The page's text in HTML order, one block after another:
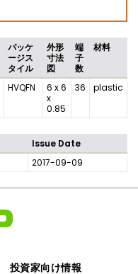
パッケ
ージス
タイル
外形
寸法
図
端
子
数
材料
HVQFN
6 x 6
x
0.85
36 plastic
Issue Date
2017-09-09
投資家向け情報